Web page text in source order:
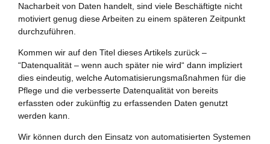
Nacharbeit von Daten handelt, sind viele Beschäftigte nicht
motiviert genug diese Arbeiten zu einem späteren Zeitpunkt
durchzuführen.
Kommen wir auf den Titel dieses Artikels zurück –
“Datenqualität – wenn auch später nie wird“ dann impliziert
dies eindeutig, welche Automatisierungsmaßnahmen für die
Pflege und die verbesserte Datenqualität von bereits
erfassten oder zukünftig zu erfassenden Daten genutzt
werden kann.
Wir können durch den Einsatz von automatisierten Systemen